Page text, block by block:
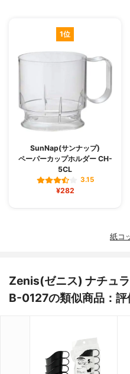
1位
SunNap(サンナップ)
ペーパーカップホルダー CH-
5CL
3.15
¥282
紙コ
Zenis(ゼニス) ナチュ
B-0127の類似商品：